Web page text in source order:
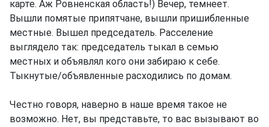
карте. Аж Ровненская область!) Вечер, темнеет.
Вышли помятые припятчане, вышли пришибленные
местные. Вышел председатель. Расселение
выглядело так: председатель тыкал в семью
местных и объявлял кого они забираю к себе.
Тыкнутые/объявленные расходились по домам.
Честно говоря, наверно в наше время такое не
возможно. Нет, вы представьте, то вас вызывают во